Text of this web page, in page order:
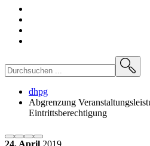
dhpg
Abgrenzung
Eintrittsberechtigung
24. April 2019